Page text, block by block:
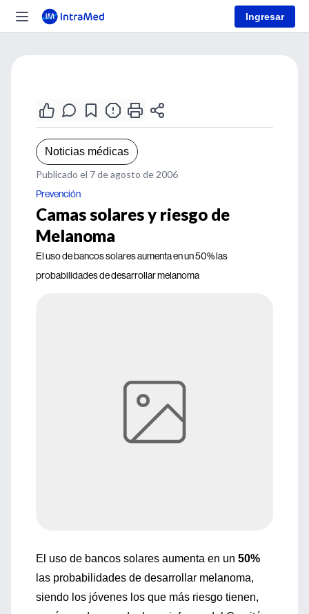
Ingresar
Noticias médicas
Publicado el 7 de agosto de 2006
Prevención
Camas solares y riesgo de
Melanoma
El uso de bancos solares aumenta en un 50% las
probabilidades de desarrollar melanoma
El uso de bancos solares aumenta en un 50%
las probabilidades de desarrollar melanoma,
siendo los jóvenes los que más riesgo tienen,